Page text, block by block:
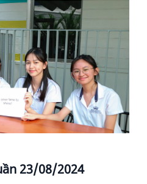
23/08/2024